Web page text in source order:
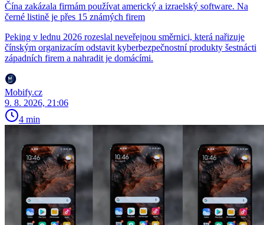
Čína zakázala firmám používat americký a izraelský software. Na
černé listině je přes 15 známých firem
Peking v lednu 2026 rozeslal neveřejnou směrnici, která nařizuje
čínským organizacím odstavit kyberbezpečnostní produkty šestnácti
západních firem a nahradit je domácími.
Mobify.cz
9. 8. 2026, 21:06
4 min